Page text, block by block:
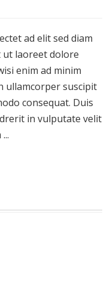
ad elit sed diam
ut laoreet dolore
enim ad minim
ullamcorper suscipit
consequat. Duis
in vulputate velit